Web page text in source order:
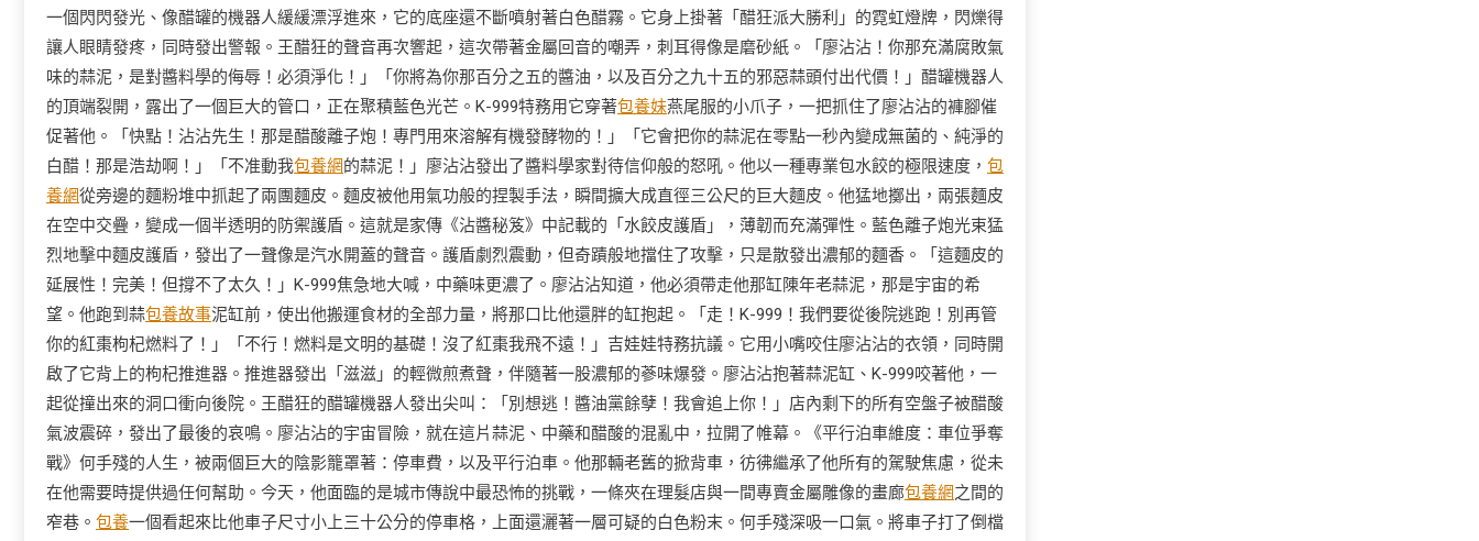
一個閃閃發光、像醋罐的機器人緩緩漂浮進來，它的底座還不斷噴射著白色醋霧。它身上掛著「醋狂派大勝利」的霓虹燈牌，閃爍得
讓人眼睛發疼，同時發出警報。王醋狂的聲音再次響起，這次帶著金屬回音的嘲弄，刺耳得像是磨砂紙。「廖沾沾！你那充滿腐敗氣
味的蒜泥，是對醬料學的侮辱！必須淨化！」「你將為你那百分之五的醬油，以及百分之九十五的邪惡蒜頭付出代價！」醋罐機器人
的頂端裂開，露出了一個巨大的管口，正在聚積藍色光芒。K-999特務用它穿著包養妹燕尾服的小爪子，一把抓住了廖沾沾的褲腳催
促著他。「快點！沾沾先生！那是醋酸離子炮！專門用來溶解有機發酵物的！」「它會把你的蒜泥在零點一秒內變成無菌的、純淨的
白醋！那是浩劫啊！」「不准動我包養網的蒜泥！」廖沾沾發出了醬料學家對待信仰般的怒吼。他以一種專業包水餃的極限速度， 包
養網從旁邊的麵粉堆中抓起了兩團麵皮。麵皮被他用氣功般的捏製手法，瞬間擴大成直徑三公尺的巨大麵皮。他猛地擲出，兩張麵皮
在空中交疊，變成一個半透明的防禦護盾。這就是家傳《沾醬秘笈》中記載的「水餃皮護盾」，薄韌而充滿彈性。藍色離子炮光束猛
烈地擊中麵皮護盾，發出了一聲像是汽水開蓋的聲音。護盾劇烈震動，但奇蹟般地擋住了攻擊，只是散發出濃郁的麵香。「這麵皮的
延展性！完美！但撐不了太久！」K-999焦急地大喊，中藥味更濃了。廖沾沾知道，他必須帶走他那缸陳年老蒜泥，那是宇宙的希
望。他跑到蒜包養故事泥缸前，使出他搬運食材的全部力量，將那口比他還胖的缸抱起。「走！K-999！我們要從後院逃跑！別再管
你的紅棗枸杞燃料了！」「不行！燃料是文明的基礎！沒了紅棗我飛不遠！」吉娃娃特務抗議。它用小嘴咬住廖沾沾的衣領，同時開
啟了它背上的枸杞推進器。推進器發出「滋滋」的輕微煎煮聲，伴隨著一股濃郁的蔘味爆發。廖沾沾抱著蒜泥缸、K-999咬著他，一
起從撞出來的洞口衝向後院。王醋狂的醋罐機器人發出尖叫：「別想逃！醬油黨餘孽！我會追上你！」店內剩下的所有空盤子被醋酸
氣波震碎，發出了最後的哀鳴。廖沾沾的宇宙冒險，就在這片蒜泥、中藥和醋酸的混亂中，拉開了帷幕。《平行泊車維度：車位爭奪
戰》何手殘的人生，被兩個巨大的陰影籠罩著：停車費，以及平行泊車。他那輛老舊的掀背車，彷彿繼承了他所有的駕駛焦慮，從未
在他需要時提供過任何幫助。今天，他面臨的是城市傳說中最恐怖的挑戰，一條夾在理髮店與一間專賣金屬雕像的畫廊包養網之間的
窄巷。 包養一個看起來比他車子尺寸小上三十公分的停車格，上面還灑著一層可疑的白色粉末。何手殘深吸一口氣。將車子打了倒檔